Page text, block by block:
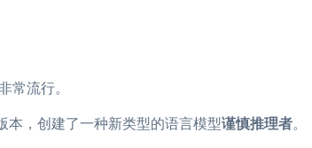
流行。
本，创建了一种新类型的语言模型谨慎推理者。